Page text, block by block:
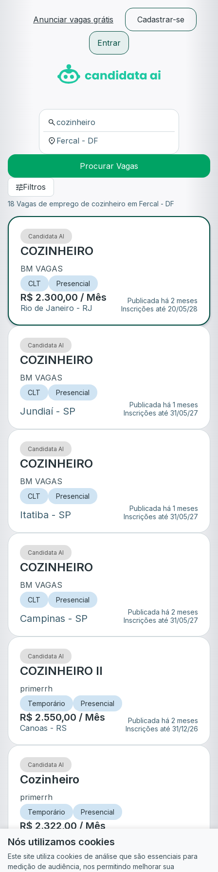
Anunciar vagas grátis Cadastrar-se
Entrar
Procurar Vagas
Filtros
18 Vagas de emprego de cozinheiro em Fercal - DF
Candidata AI
COZINHEIRO
BM VAGAS
CLT Presencial
R$ 2.300,00 / Mês
Rio de Janeiro - RJ
Publicada há 2 meses
Inscrições até 20/05/28
Candidata AI
COZINHEIRO
BM VAGAS
CLT Presencial
Jundiaí - SP
Publicada há 1 meses
Inscrições até 31/05/27
Candidata AI
COZINHEIRO
BM VAGAS
CLT Presencial
Itatiba - SP
Publicada há 1 meses
Inscrições até 31/05/27
Candidata AI
COZINHEIRO
BM VAGAS
CLT Presencial
Campinas - SP
Publicada há 2 meses
Inscrições até 31/05/27
Candidata AI
COZINHEIRO II
primerrh
Temporário Presencial
R$ 2.550,00 / Mês
Canoas - RS
Publicada há 2 meses
Inscrições até 31/12/26
Candidata AI
Cozinheiro
primerrh
Temporário Presencial
R$ 2.322,00 / Mês
São Leopoldo
Nós utilizamos cookies
Este site utiliza cookies de análise que são essenciais para
medição de audiência, nos permitindo melhorar sua